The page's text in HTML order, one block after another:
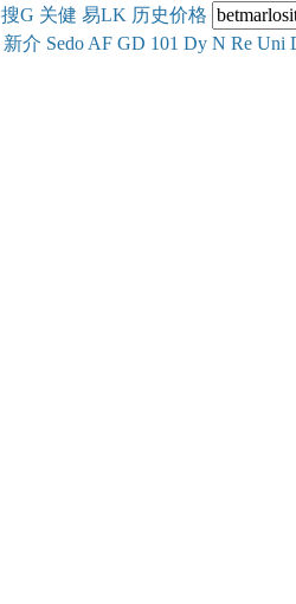
搜G 关健 易LK 历史价格
新介 Sedo AF GD 101 Dy N Re Uni